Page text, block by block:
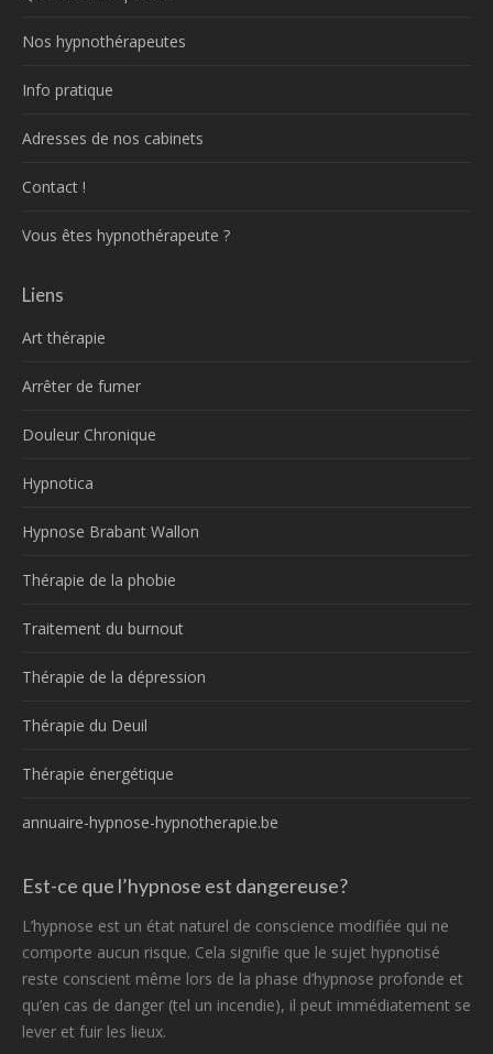
Nos hypnothérapeutes
Info pratique
Adresses de nos cabinets
Contact !
Vous êtes hypnothérapeute ?
Liens
Art thérapie
Arrêter de fumer
Douleur Chronique
Hypnotica
Hypnose Brabant Wallon
Thérapie de la phobie
Traitement du burnout
Thérapie de la dépression
Thérapie du Deuil
Thérapie énergétique
annuaire-hypnose-hypnotherapie.be
Est-ce que l’hypnose est dangereuse?
L’hypnose est un état naturel de conscience modifiée qui ne
comporte aucun risque. Cela signifie que le sujet hypnotisé
reste conscient même lors de la phase d’hypnose profonde et
qu’en cas de danger (tel un incendie), il peut immédiatement se
lever et fuir les lieux.